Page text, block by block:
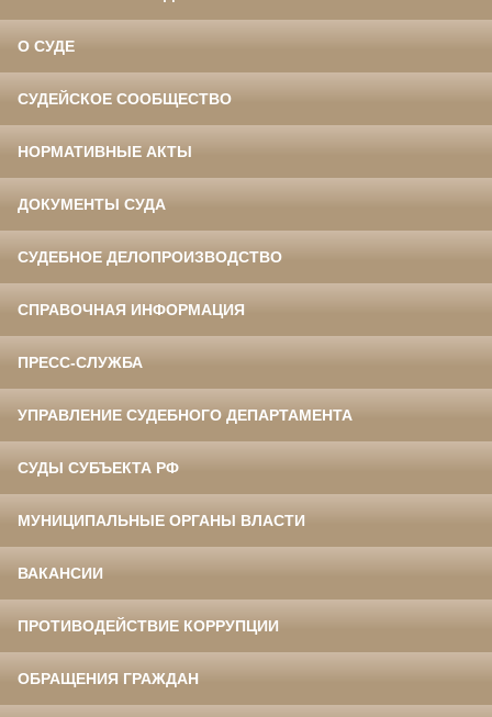
О СУДЕ
СУДЕЙСКОЕ СООБЩЕСТВО
НОРМАТИВНЫЕ АКТЫ
ДОКУМЕНТЫ СУДА
СУДЕБНОЕ ДЕЛОПРОИЗВОДСТВО
СПРАВОЧНАЯ ИНФОРМАЦИЯ
ПРЕСС-СЛУЖБА
УПРАВЛЕНИЕ СУДЕБНОГО ДЕПАРТАМЕНТА
СУДЫ СУБЪЕКТА РФ
МУНИЦИПАЛЬНЫЕ ОРГАНЫ ВЛАСТИ
ВАКАНСИИ
ПРОТИВОДЕЙСТВИЕ КОРРУПЦИИ
ОБРАЩЕНИЯ ГРАЖДАН